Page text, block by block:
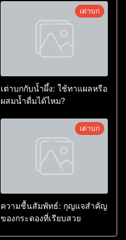
เต่าบก
เต่าบกกับน้ำผึ้ง: ใช้ทาแผลหรือ
ผสมน้ำดื่มได้ไหม?
เต่าบก
ความชื้นสัมพัทธ์: กุญแจสำคัญ
ของกระดองที่เรียบสวย